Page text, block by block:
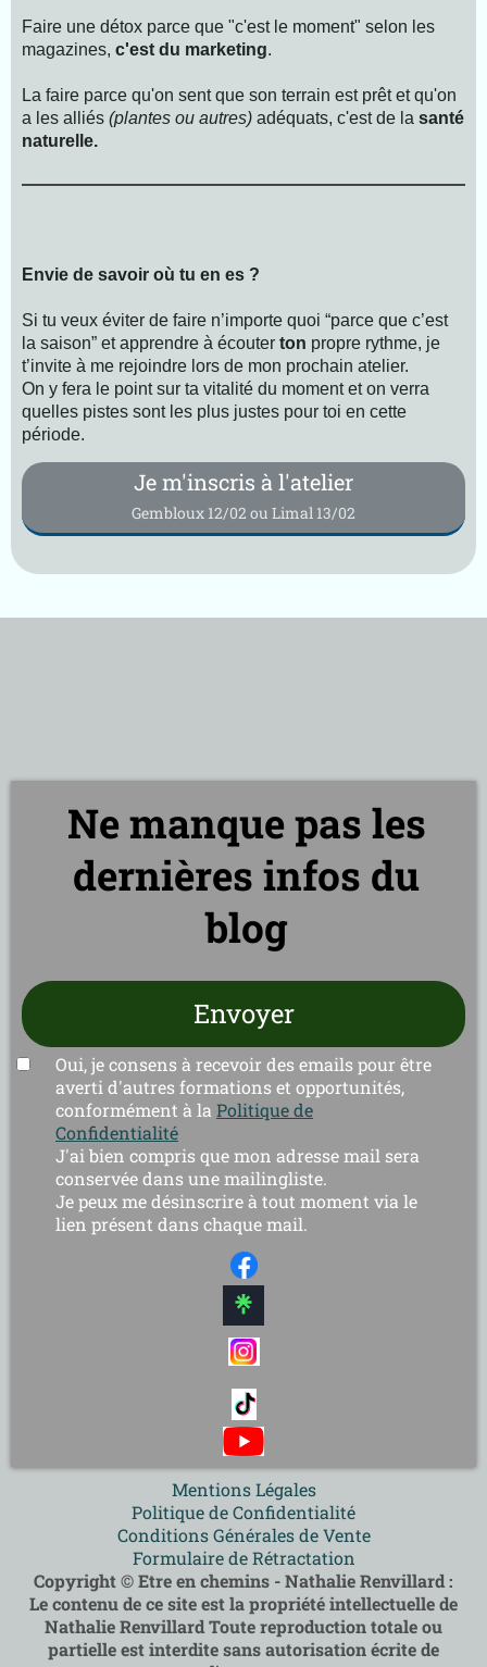
Faire une détox parce que "c'est le moment" selon les
magazines, c'est du marketing.
La faire parce qu'on sent que son terrain est prêt et qu'on
a les alliés (plantes ou autres) adéquats, c'est de la santé
naturelle.
Envie de savoir où tu en es ?
Si tu veux éviter de faire n’importe quoi “parce que c’est
la saison” et apprendre à écouter ton propre rythme, je
t’invite à me rejoindre lors de mon prochain atelier.
On y fera le point sur ta vitalité du moment et on verra
quelles pistes sont les plus justes pour toi en cette
période.
Je m'inscris à l'atelier
Gembloux 12/02 ou Limal 13/02
Ne manque pas les
dernières infos du
blog
Envoyer
Oui, je consens à recevoir des emails pour être
averti d'autres formations et opportunités,
conformément à la Politique de
Confidentialité
J'ai bien compris que mon adresse mail sera
conservée dans une mailingliste.
Je peux me désinscrire à tout moment via le
lien présent dans chaque mail.
Mentions Légales
Politique de Confidentialité
Conditions Générales de Vente
Formulaire de Rétractation
Copyright © Etre en chemins - Nathalie Renvillard :
Le contenu de ce site est la propriété intellectuelle de
Nathalie Renvillard Toute reproduction totale ou
partielle est interdite sans autorisation écrite de